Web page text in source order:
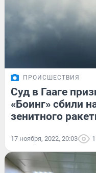
ПРОИСШЕСТВИЯ
Суд в Гааге
«Боинг» сбили
зенитного
17 ноября, 2022, 20:03